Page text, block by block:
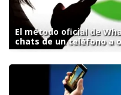
El método oficial de
chats de un teléfono a